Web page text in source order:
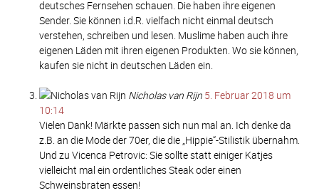
deutsches Fernsehen schauen. Die haben ihre eigenen
Sender. Sie können i.d.R. vielfach nicht einmal deutsch
verstehen, schreiben und lesen. Muslime haben auch ihre
eigenen Läden mit ihren eigenen Produkten. Wo sie können,
kaufen sie nicht in deutschen Läden ein.
Nicholas van Rijn 5. Februar 2018 um
10:14
Vielen Dank! Märkte passen sich nun mal an. Ich denke da
z.B. an die Mode der 70er, die die „Hippie“-Stilistik übernahm.
Und zu Vicenca Petrovic: Sie sollte statt einiger Katjes
vielleicht mal ein ordentliches Steak oder einen
Schweinsbraten essen!